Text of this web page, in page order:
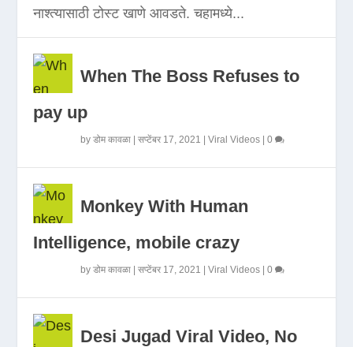
नाश्त्यासाठी टोस्ट खाणे आवडते. चहामध्ये...
When The Boss Refuses to
pay up
byडोम कावळा |सप्टेंबर 17, 2021 |Viral Videos |0
Monkey With Human
Intelligence, mobile crazy
byडोम कावळा |सप्टेंबर 17, 2021 |Viral Videos |0
Desi Jugad Viral Video, No